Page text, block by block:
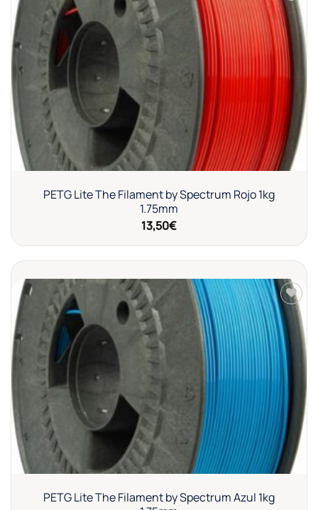
Añadir
a la
lista de
deseos
PETG Lite The Filament by Spectrum Rojo 1kg
1.75mm
13,50€
Añadir
a la
lista de
deseos
PETG Lite The Filament by Spectrum Azul 1kg